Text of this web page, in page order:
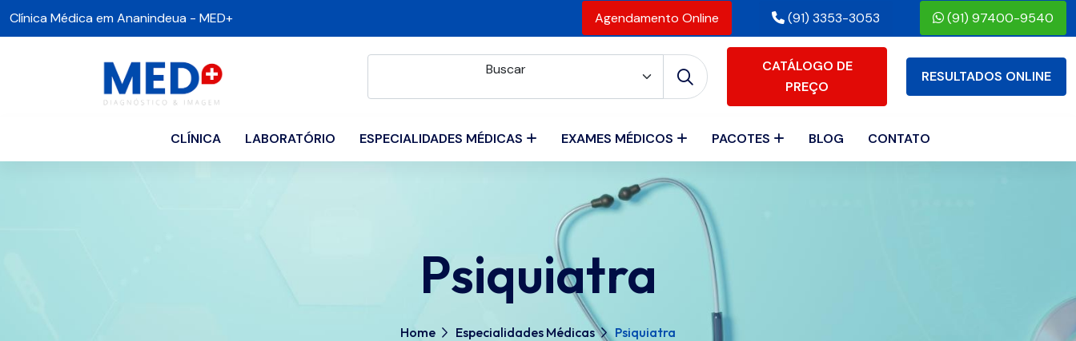
Clínica Médica em Ananindeua - MED+ Agendamento Online (91) 3353-3053 (91) 97400-9540
Buscar
CATÁLOGO DE
PREÇO
RESULTADOS ONLINE
CLÍNICA LABORATÓRIO ESPECIALIDADES MÉDICAS EXAMES MÉDICOS PACOTES BLOG CONTATO
Psiquiatra
Home Especialidades Médicas Psiquiatra